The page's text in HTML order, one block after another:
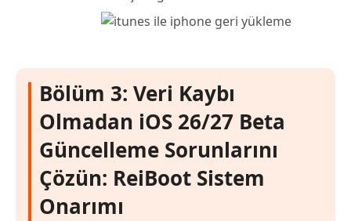
Bölüm 3: Veri Kaybı
Olmadan iOS 26/27 Beta
Güncelleme Sorunlarını
Çözün: ReiBoot Sistem
Onarımı